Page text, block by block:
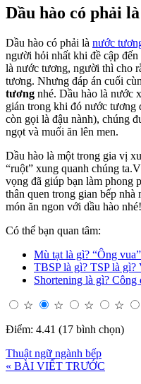
Dầu hào có phải
Dầu hào có phải là nước
người hỏi nhất khi đề cập
là nước tương, người thì cho
tương. Nhưng đáp án cuối
tương nhé. Dầu hào là nước
gián trong khi đó nước tương
còn gọi là đậu nành), chúng
ngọt và muối ăn lên men.
Dầu hào là một trong gia vị
“ruột” xung quanh chúng
vọng đã giúp bạn làm phong
thân quen trong gian bếp
món ăn ngon với dầu hào nhé!
Có thể bạn quan tâm:
Mù tạt là gì? “Ông
TBSP là gì? TSP là
Shortening là gì? Công
☆ ☆ ☆ ☆
Điểm: 4.41 (17 bình chọn)
Thuật ngữ ngành bếp
« BÀI VIẾT TRƯỚC